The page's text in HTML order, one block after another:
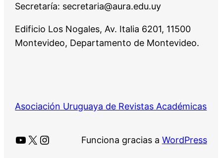
Secretaría: secretaria@aura.edu.uy
Edificio Los Nogales, Av. Italia 6201, 11500
Montevideo, Departamento de Montevideo.
Asociación Uruguaya de Revistas Académicas
YouTube
X InstagramFunciona gracias a WordPress